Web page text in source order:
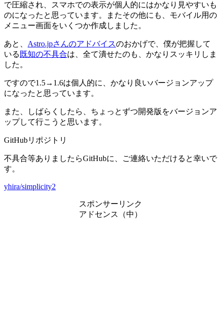
で圧縮され、スマホでの表示が個人的にはかなり見やすいも
のになったと思っています。またその他にも、モバイル用の
メニュー画面をいくつか作成しました。
あと、 Astro.jpさんのアドバイスのおかげで、僕が把握して
いる 既知の不具合は、全て潰せたのも、かなりスッキリしま
した。
ですので1.5→1.6は個人的に、かなり良いバージョンアップ
になったと思っています。
また、しばらくしたら、ちょっとずつ開発版をバージョンア
ップして行こうと思います。
GitHubリポジトリ
不具合等ありましたらGitHubに、ご連絡いただけると幸いで
す。
yhira/simplicity2
スポンサーリンク
アドセンス（中）